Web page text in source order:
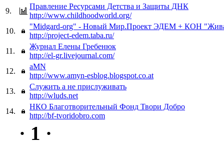
9.
Правление Ресурсами Детства и Защиты ДНК
http://www.childhoodworld.org/
10.
"Midgard-org" - Новый Мир.Проект ЭДЕМ + КОН
http://project-edem.taba.ru/
11.
Журнал Елены Гребенюк
http://el-gr.livejournal.com/
12.
aMN
http://www.amyn-esblog.blogspot.co.at
13.
Служить а не прислуживать
http://wluds.net
14.
НКО Благотворительный Фонд Твори Добро
http://bf-tvoridobro.com
· 1 ·